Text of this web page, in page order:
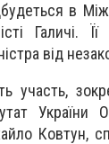
в
Галичі.
від
участь,
України
Ковтун,